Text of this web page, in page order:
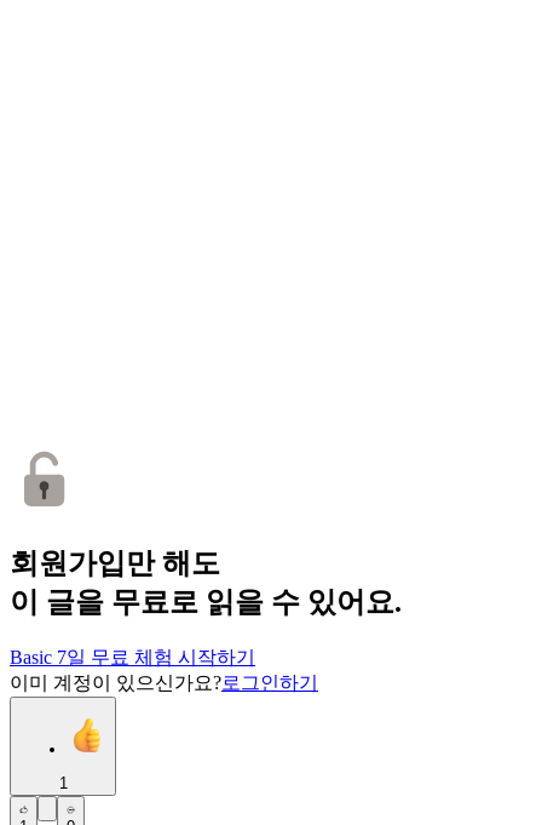
회원가입만 해도
이 글을 무료로 읽을 수 있어요.
Basic 7일 무료 체험 시작하기
이미 계정이 있으신가요?로그인하기
1